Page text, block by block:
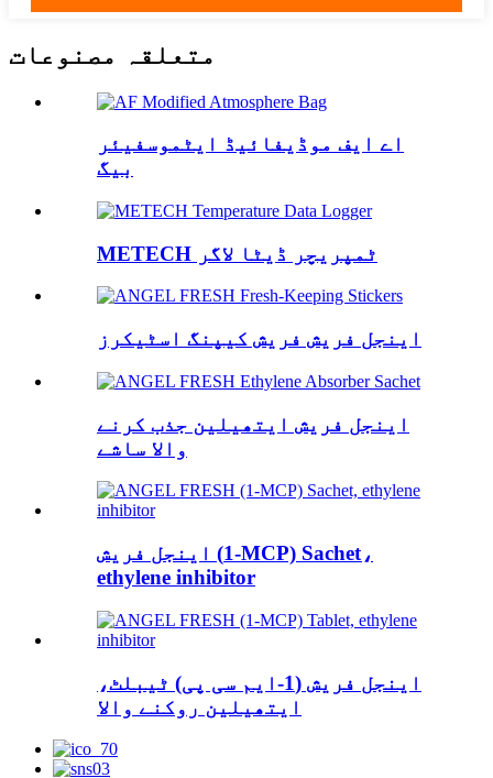
متعلقہ مصنوعات
اے ایف موڈیفائیڈ ایٹموسفیئر
بیگ
METECH ٹمپریچر ڈیٹا لاگر
اینجل فریش فریش کیپنگ اسٹیکرز
اینجل فریش ایتھیلین جذب کرنے
والا ساشے
اینجل فریش (1-MCP) Sachet،
ethylene inhibitor
اینجل فریش (1-ایم سی پی) ٹیبلٹ،
ایتھیلین روکنے والا